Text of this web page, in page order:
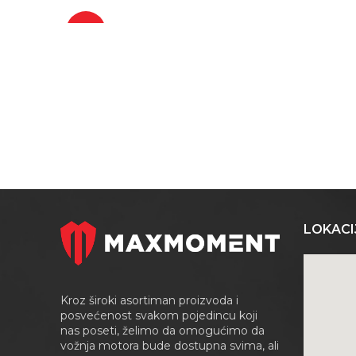
Kroz široki asortiman proizvoda i
posvećenost svakom pojedincu koji
nas poseti, želimo da omogućimo da
vožnja motora bude dostupna svima, ali